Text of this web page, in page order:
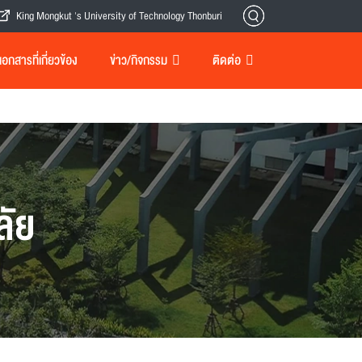
King Mongkut 's University of Technology Thonburi
กสารที่เกี่ยวข้อง ข่าว/กิจกรรม ติดต่อ
ย